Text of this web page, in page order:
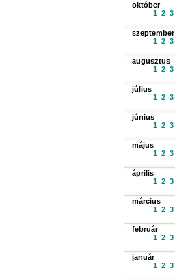
október
1 2 3
szeptember
1 2 3
augusztus
1 2 3
július
1 2 3
június
1 2 3
május
1 2 3
április
1 2 3
március
1 2 3
február
1 2 3
január
1 2 3